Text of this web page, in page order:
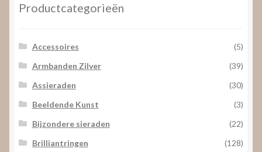
Productcategorieën
Accessoires
(5)
Armbanden Zilver
(39)
Assieraden
(30)
Beeldende Kunst
(3)
Bijzondere sieraden
(22)
Brilliantringen
(128)